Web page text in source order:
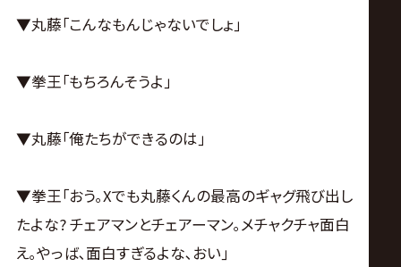
▼丸藤｢こんなもんじゃないでしょ｣
▼拳王｢もちろんそうよ｣
▼丸藤｢俺たちができるのは｣
▼拳王｢おう｡Xでも丸藤くんの最高のギャグ飛び出し
たよな? チェアマンとチェアーマン｡メチャクチャ面白
え｡やっば､面白すぎるよな､おい｣